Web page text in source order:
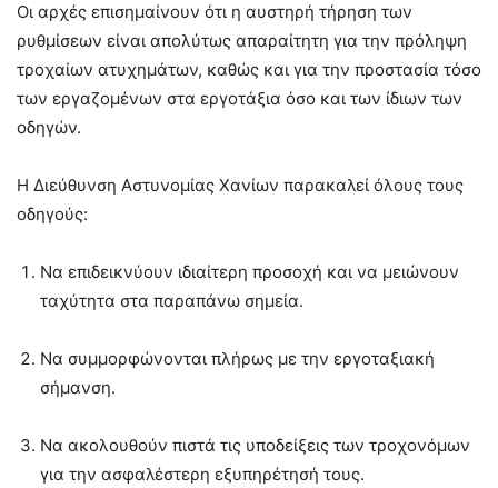
Οι αρχές επισημαίνουν ότι η αυστηρή τήρηση των
ρυθμίσεων είναι απολύτως απαραίτητη για την πρόληψη
τροχαίων ατυχημάτων, καθώς και για την προστασία τόσο
των εργαζομένων στα εργοτάξια όσο και των ίδιων των
οδηγών.
Η Διεύθυνση Αστυνομίας Χανίων παρακαλεί όλους τους
οδηγούς:
Να επιδεικνύουν ιδιαίτερη προσοχή και να μειώνουν
ταχύτητα στα παραπάνω σημεία.
Να συμμορφώνονται πλήρως με την εργοταξιακή
σήμανση.
Να ακολουθούν πιστά τις υποδείξεις των τροχονόμων
για την ασφαλέστερη εξυπηρέτησή τους.